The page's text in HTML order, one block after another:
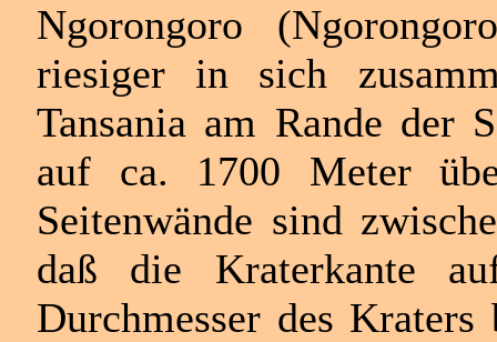
Ngorongoro
riesiger in sich
Tansania am Rande der
auf ca. 1700 Meter
Seitenwände sind
daß die Kraterkante
Durchmesser des